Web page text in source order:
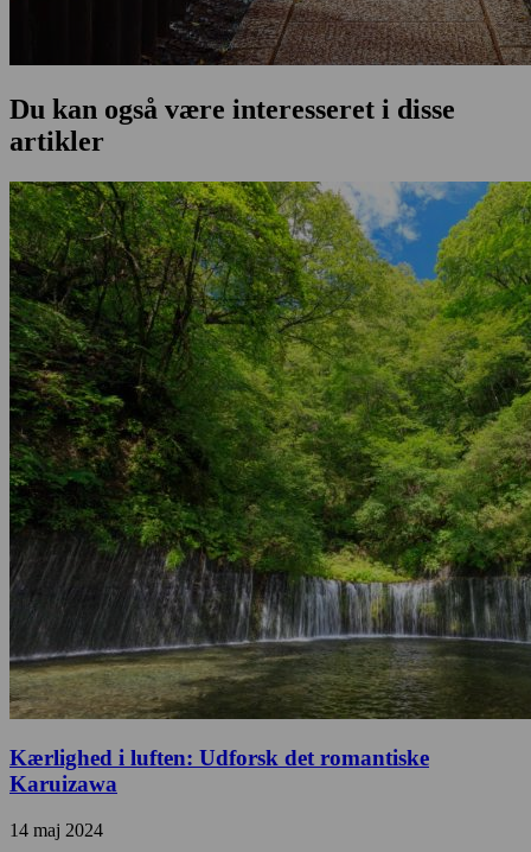
Du kan også være interesseret i disse
artikler
Kærlighed i luften: Udforsk det romantiske
Karuizawa
14 maj 2024